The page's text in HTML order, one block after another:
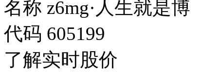
名称 z6mg·人生就是博
代码 605199
了解实时股价